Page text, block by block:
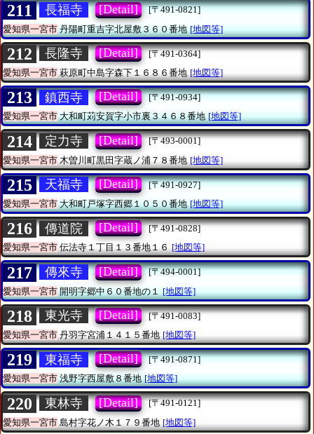
211 長福寺 [Detail]
[〒491-0821]
愛知県一宮市丹陽町重吉字北屋敷３６０番地 [地図等]
212 長隆寺 [Detail]
[〒491-0364]
愛知県一宮市 萩原町中島字森下１６８６番地 [地図等]
213 鎮西寺 [Detail]
[〒491-0934]
愛知県一宮市大和町苅安賀字小市裏３４６８番地 [地図等]
214 定力寺 [Detail]
[〒493-0001]
愛知県一宮市 木曽川町黒田字蔵ノ浦７８番地 [地図等]
215 天福寺 [Detail]
[〒491-0927]
愛知県一宮市大和町戸塚字西郷１０５０番地 [地図等]
216 傳道院 [Detail]
[〒491-0828]
愛知県一宮市伝法寺１丁目１３番地１６ [地図等]
217 傳來寺 [Detail]
[〒494-0001]
愛知県一宮市開明字郷中６０番地の１ [地図等]
218 東光寺 [Detail]
[〒491-0083]
愛知県一宮市 丹羽字宮浦１４１５番地 [地図等]
219 東福寺 [Detail]
[〒491-0871]
愛知県一宮市浅野字西屋敷８番地 [地図等]
220 東林寺 [Detail]
[〒491-0121]
愛知県一宮市 島村字花ノ木１７９番地 [地図等]